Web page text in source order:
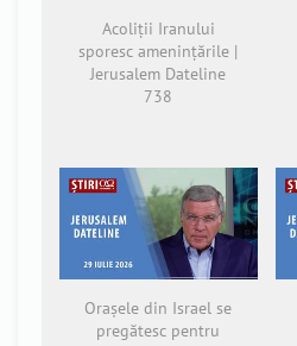
Acoliții Iranului
sporesc amenințările |
Jerusalem Dateline
738
Orașele din Israel se
pregătesc pentru